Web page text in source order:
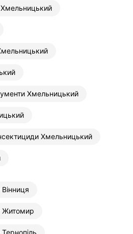
Хмельницький
Хмельницький
Хмельницький
Житомир